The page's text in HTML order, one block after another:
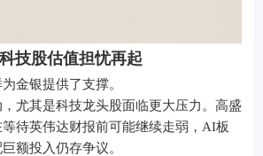
技股估值担忧再起
金银提供了支撑。
尤其是科技龙头股面临更大压力。高盛
待英伟达财报前可能继续走弱，AI板
额投入仍存争议。